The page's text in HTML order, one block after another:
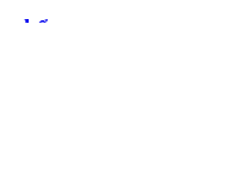
Vĩnh Long